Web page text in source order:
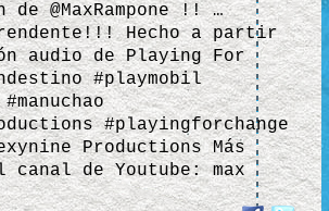
de @MaxRampone !! …
Hecho a partir
audio de Playing For
#playmobil
#playingforchange
Productions Más
canal de Youtube: max